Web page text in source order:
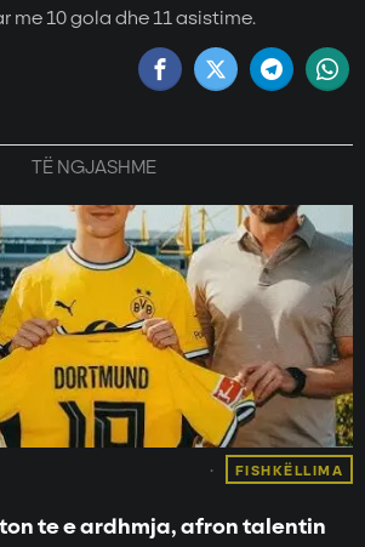
me 10 gola dhe 11 asistime.
TË NGJASHME
FISHKËLLIMA
te e ardhmja, afron talentin